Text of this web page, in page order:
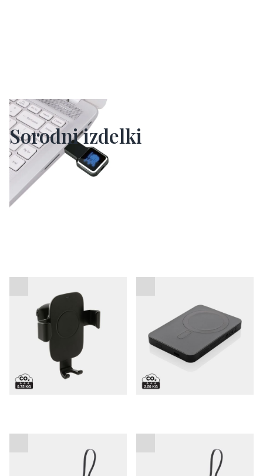
Sorodni izdelki
10W za v avto
zamenljivo baterijo